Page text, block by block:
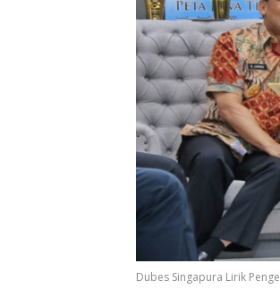
Dubes Singapura Lirik